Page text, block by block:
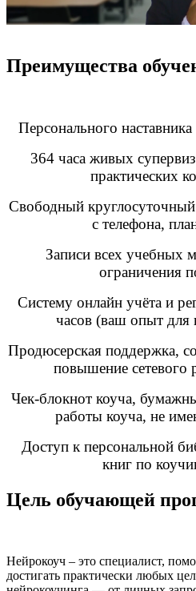
Преимущества
Персонального
364 часа живых
практических
Свободный
с телефона,
Записи всех учебных
ограничения
Систему онлайн учёта и
часов (ваш опыт для
Продюсерская поддержка,
повышение сетевого
Чек-блокнот коуча,
работы коуча, не
Доступ к персональной
книг по
Цель обучающей
Нейрокоуч – это специалист,
достигать практически любых